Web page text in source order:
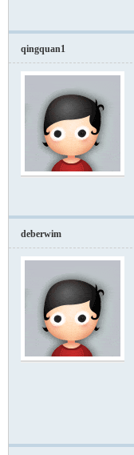
qingquan1
deberwim